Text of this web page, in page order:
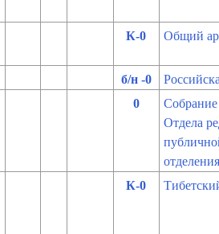
К-0 Общий
б/н -0
0
Отдела
К-0